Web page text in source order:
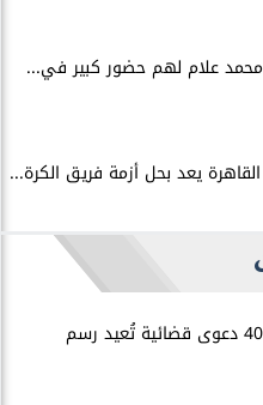
علام لهم حضور كبير في...
يعد بحل أزمة فريق الكرة...
سامر شقير: 40 دعوى قضائية تُعيد رسم